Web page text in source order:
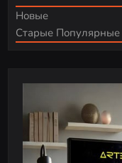
Новые
Старые Популярные